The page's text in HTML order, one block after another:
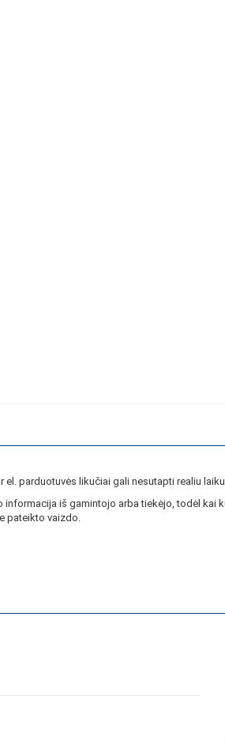
el. parduotuvės likučiai gali nesutapti realiu laiku.
iš gamintojo arba tiekėjo, todėl kai
pateikto vaizdo.